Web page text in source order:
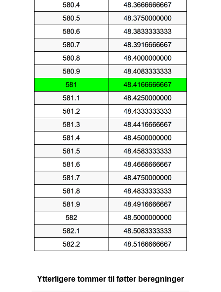
Ytterligere tommer til føtter beregninger